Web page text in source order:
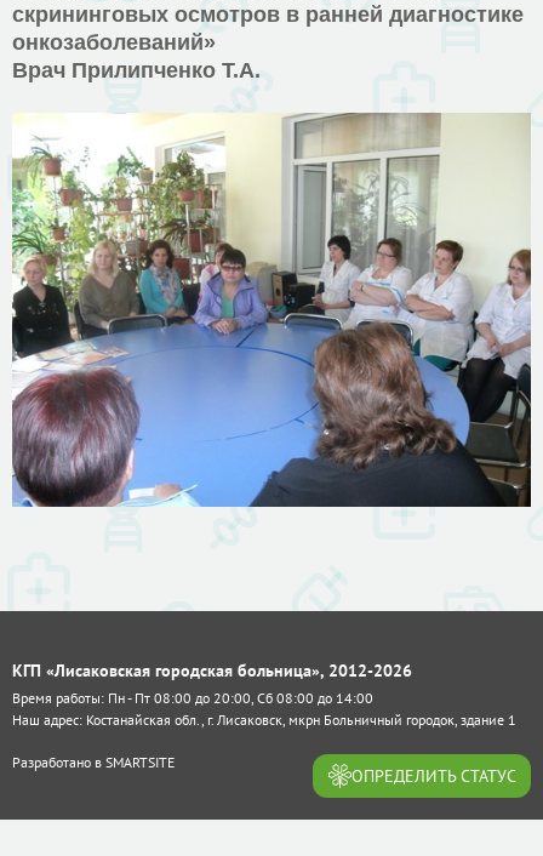
скрининговых осмотров в ранней диагностике
онкозаболеваний»
Врач Прилипченко Т.А.
КГП «Лисаковская городская больница», 2012-2026
Время работы: Пн - Пт 08:00 до 20:00, Сб 08:00 до 14:00
Наш адрес: Костанайская обл., г. Лисаковск, мкрн Больничный городок, здание 1
Разработано в SMARTSITE
ОПРЕДЕЛИТЬ СТАТУС